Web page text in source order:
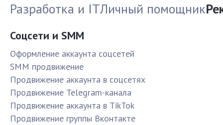
Разработка и ITЛичный помощник
Соцсети и SMM
Оформление аккаунта соцсетей
SMM продвижение
Продвижение аккаунта в соцсетях
Продвижение Telegram-канала
Продвижение аккаунта в TikTok
Продвижение группы Вконтакте